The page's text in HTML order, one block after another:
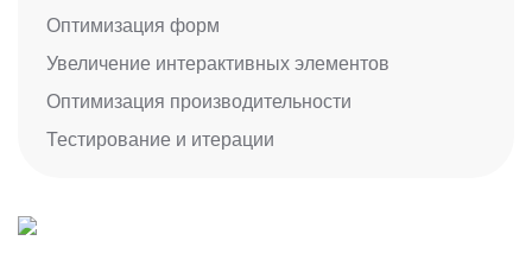
Оптимизация форм
Увеличение интерактивных элементов
Оптимизация производительности
Тестирование и итерации